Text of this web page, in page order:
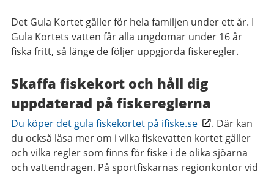
Det Gula Kortet gäller för hela familjen under ett år. I
Gula Kortets vatten får alla ungdomar under 16 år
fiska fritt, så länge de följer uppgjorda fiskeregler.
Skaffa fiskekort och håll dig
uppdaterad på fiskereglerna
Du köper det gula fiskekortet på ifiske.se
. Där kan
du också läsa mer om i vilka fiskevatten kortet gäller
och vilka regler som finns för fiske i de olika sjöarna
och vattendragen. På sportfiskarnas regionkontor vid